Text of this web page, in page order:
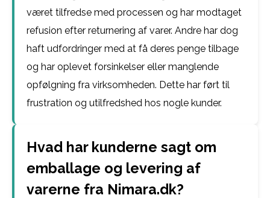
været tilfredse med processen og har modtaget
refusion efter returnering af varer. Andre har dog
haft udfordringer med at få deres penge tilbage
og har oplevet forsinkelser eller manglende
opfølgning fra virksomheden. Dette har ført til
frustration og utilfredshed hos nogle kunder.
Hvad har kunderne sagt om
emballage og levering af
varerne fra Nimara.dk?